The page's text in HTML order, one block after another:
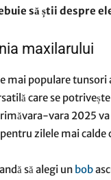
să știi despre
maxilarului
mai populare
care se
vara 2025
zilele mai
să alegi un bob